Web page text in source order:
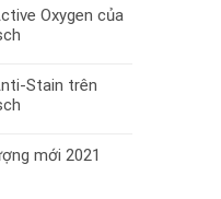
Oxygen của
Stain trên
mới 2021